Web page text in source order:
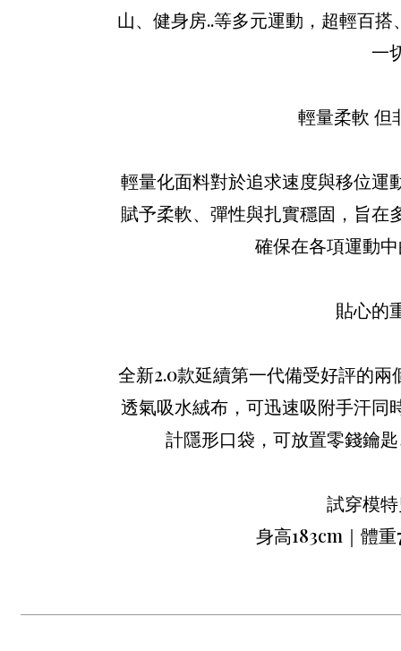
山、健身房..等多元運動，超輕百
一
輕量柔軟 但
輕量化面料對於追求速度與移位運
賦予柔軟、彈性與扎實穩固，旨在
確保在各項運動
貼心的
全新2.0款延續第一代備受好評的
透氣吸水絨布，可迅速吸附手汗同
計隱形口袋，可放置零錢鑰
試穿模
身高183cm｜體